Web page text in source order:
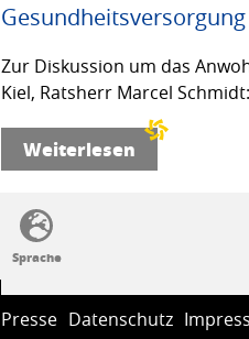
Zur Diskussion um das
Kiel, Ratsherr Marcel Schmidt:
Weiterlesen
SSW-Politik von A bis Z
Presse Datenschutz